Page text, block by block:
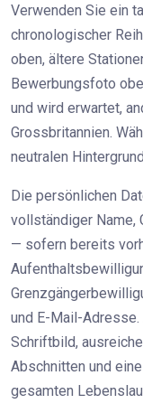
Verwenden Sie ein
chronologischer
oben, ältere
Bewerbungsfoto
und wird erwartet,
Grossbritannien.
neutralen
Die persönlichen
vollständiger Name,
— sofern bereits
und E-Mail-
Schriftbild,
Abschnitten und
gesamten